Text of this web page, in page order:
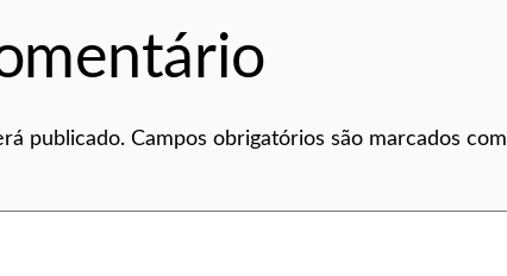
publicado. Campos obrigatórios são marcados com